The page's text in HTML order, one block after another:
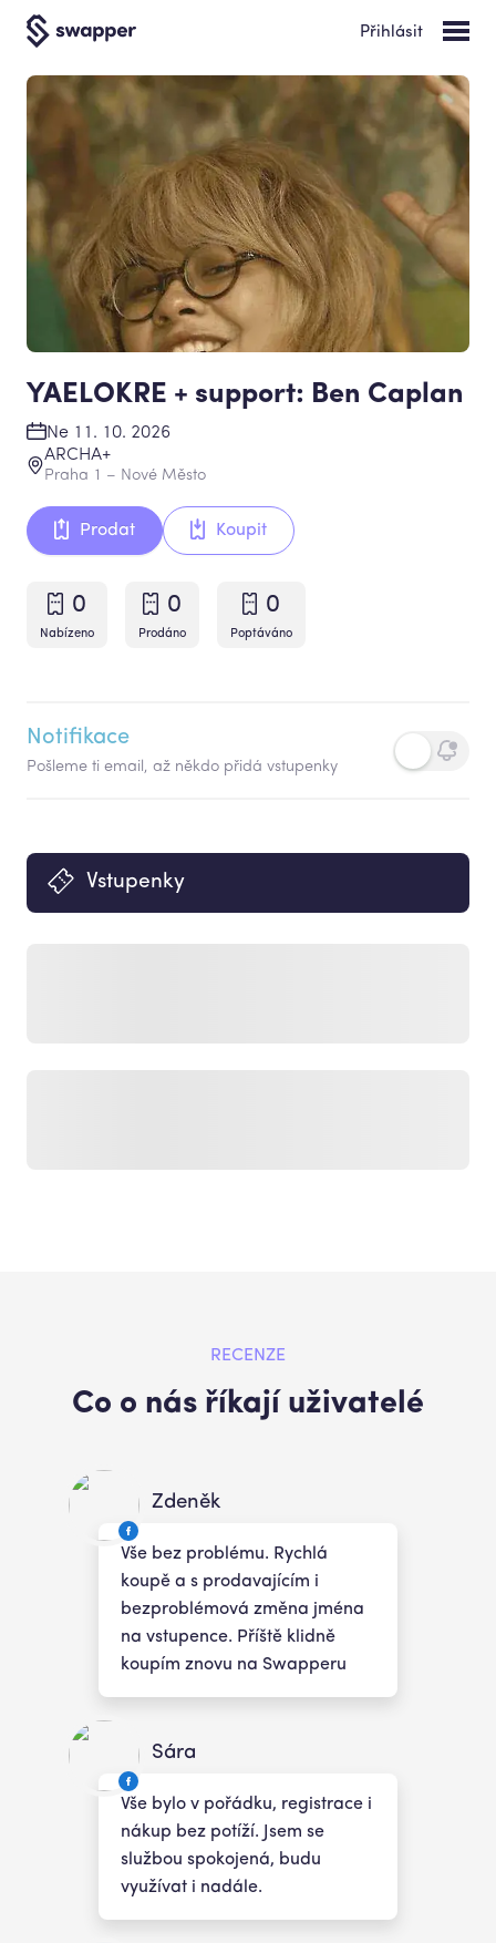
Přihlásit
YAELOKRE + support: Ben Caplan
Ne 11. 10. 2026
ARCHA+
Praha 1 – Nové Město
Prodat Koupit
0
Nabízeno
0
Prodáno
0
Poptáváno
Notifikace
Pošleme ti email, až někdo přidá vstupenky
Vstupenky
RECENZE
Co o nás říkají uživatelé
Zdeněk
Vše bez problému. Rychlá
koupě a s prodavajícím i
bezproblémová změna jména
na vstupence. Příště klidně
koupím znovu na Swapperu
Sára
Vše bylo v pořádku, registrace i
nákup bez potíží. Jsem se
službou spokojená, budu
využívat i nadále.